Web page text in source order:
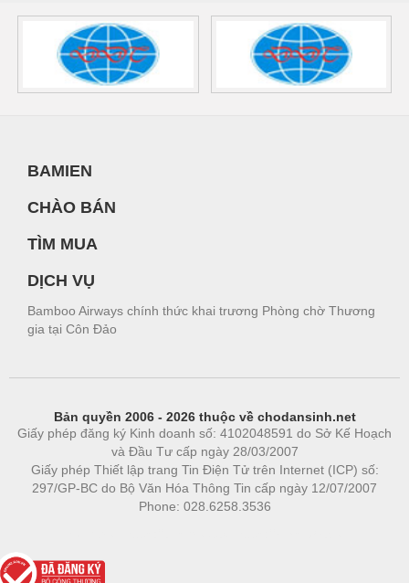
BAMIEN
CHÀO BÁN
TÌM MUA
DỊCH VỤ
Bamboo Airways chính thức khai trương Phòng chờ Thương
gia tại Côn Đảo
Bản quyền 2006 - 2026 thuộc về chodansinh.net
Giấy phép đăng ký Kinh doanh số: 4102048591 do Sở Kế Hoạch
và Đầu Tư cấp ngày 28/03/2007
Giấy phép Thiết lập trang Tin Điện Tử trên Internet (ICP) số:
297/GP-BC do Bộ Văn Hóa Thông Tin cấp ngày 12/07/2007
Phone: 028.6258.3536